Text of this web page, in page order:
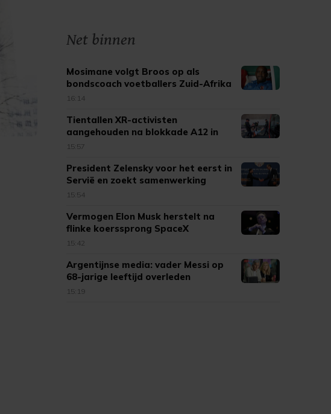
Net binnen
Mosimane volgt Broos op als
bondscoach voetballers Zuid-Afrika
16:14
Tientallen XR-activisten
aangehouden na blokkade A12 in
Den Haag
15:57
President Zelensky voor het eerst in
Servië en zoekt samenwerking
15:54
Vermogen Elon Musk herstelt na
flinke koerssprong SpaceX
15:42
Argentijnse media: vader Messi op
68-jarige leeftijd overleden
15:19